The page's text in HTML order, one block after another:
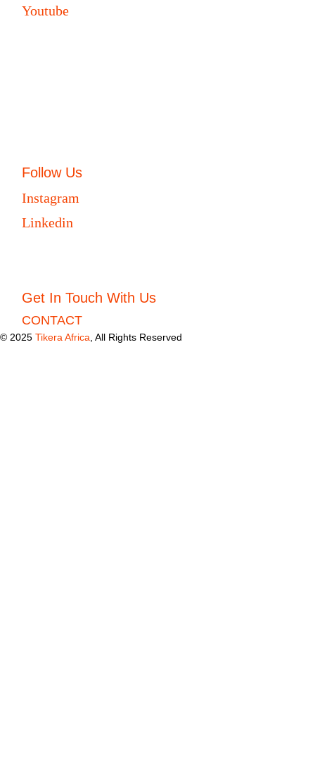
Youtube
Follow Us
Instagram
Linkedin
Get In Touch With Us
CONTACT
© 2025 Tikera Africa , All Rights Reserved